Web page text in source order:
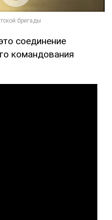
соединение
командования